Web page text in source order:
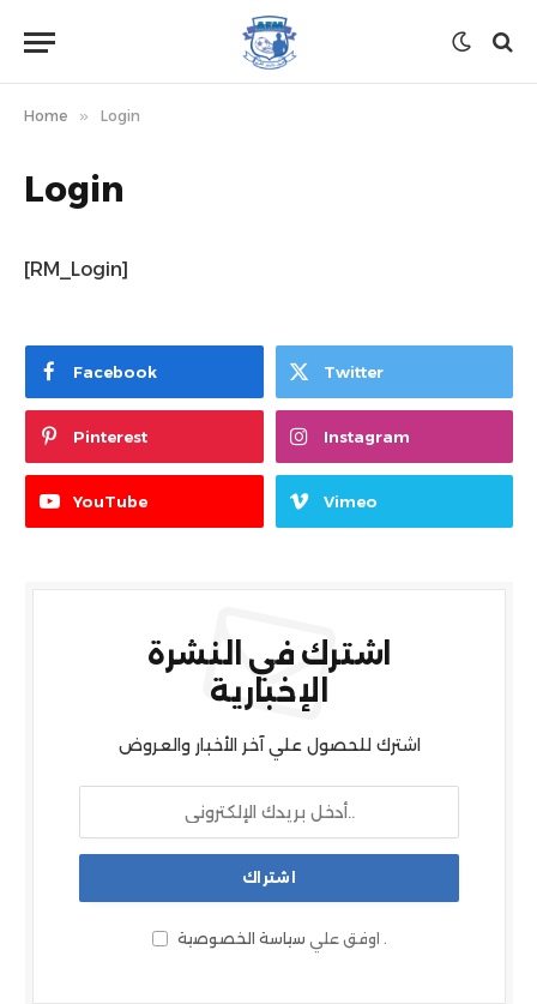
Home » Login
Login
[RM_Login]
Facebook Twitter
Pinterest Instagram
YouTube Vimeo
اشترك في النشرة
الإخبارية
اشترك للحصول علي آخر الأخبار والعروض
اوفق علي سياسة الخصوصية .